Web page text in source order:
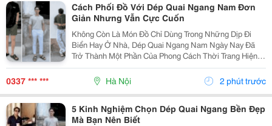
Cách Phối Đồ Với Dép Quai Ngang Nam Đơn
Giản Nhưng Vẫn Cực Cuốn
Không Còn Là Món Đồ Chỉ Dùng Trong Những Dịp Đi
Biển Hay Ở Nhà, Dép Quai Ngang Nam Ngày Nay Đã
Trở Thành Một Phần Của Phong Cách Thời Trang Hiện
Đại. Chỉ Cần Biết Cách Phối Đồ, Bạn Hoàn Toàn Có Thể
Tạo Nên Vẻ Ngoài Trẻ Trung, Năng Động Và Đầy Cá...
0337 *** *** Hà Nội 2 phút trước
5 Kinh Nghiệm Chọn Dép Quai Ngang Bền Đẹp
Mà Bạn Nên Biết